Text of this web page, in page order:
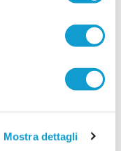
Mostra dettagli
Del Gatto sulla panchina
in piazze importanti come
e Montegiorgio, il
ufficializzato gli arrivi